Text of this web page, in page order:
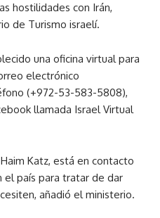
hostilidades con Irán,
de Turismo israelí.
una oficina virtual para
electrónico
(+972-53-583-5808),
llamada Israel Virtual
Katz, está en contacto
el país para tratar de dar
añadió el ministerio.